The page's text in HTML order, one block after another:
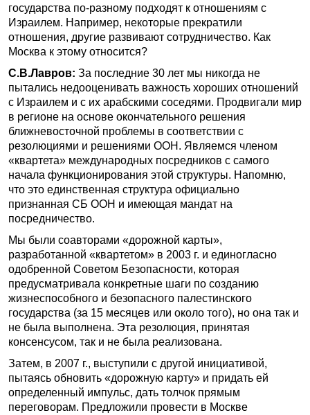
государства по-разному подходят к отношениям с
Израилем. Например, некоторые прекратили
отношения, другие развивают сотрудничество. Как
Москва к этому относится?
С.В.Лавров: За последние 30 лет мы никогда не
пытались недооценивать важность хороших отношений
с Израилем и с их арабскими соседями. Продвигали мир
в регионе на основе окончательного решения
ближневосточной проблемы в соответствии с
резолюциями и решениями ООН. Являемся членом
«квартета» международных посредников с самого
начала функционирования этой структуры. Напомню,
что это единственная структура официально
признанная СБ ООН и имеющая мандат на
посредничество.
Мы были соавторами «дорожной карты»,
разработанной «квартетом» в 2003 г. и единогласно
одобренной Советом Безопасности, которая
предусматривала конкретные шаги по созданию
жизнеспособного и безопасного палестинского
государства (за 15 месяцев или около того), но она так и
не была выполнена. Эта резолюция, принятая
консенсусом, так и не была реализована.
Затем, в 2007 г., выступили с другой инициативой,
пытаясь обновить «дорожную карту» и придать ей
определенный импульс, дать толчок прямым
переговорам. Предложили провести в Москве